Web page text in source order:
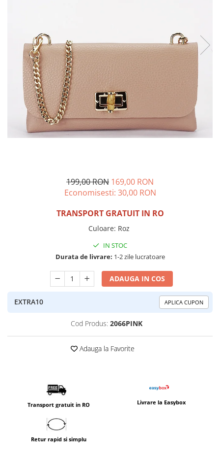
Camasi si topuri
Blugi si pantaloni
Fuste
Pulovere si cardigane
Rochii
Salopete
Incaltaminte toamna-iarna piele
199,00 RON 169,00 RON
Economisesti: 30,00 RON
TRANSPORT GRATUIT IN RO
Culoare: Roz
IN STOC
Durata de livrare: 1-2 zile lucratoare
ADAUGA IN COS
EXTRA10 APLICA CUPON
Cod Produs: 2066PINK
Adauga la Favorite
Transport gratuit in RO Livrare la Easybox
Retur rapid si simplu